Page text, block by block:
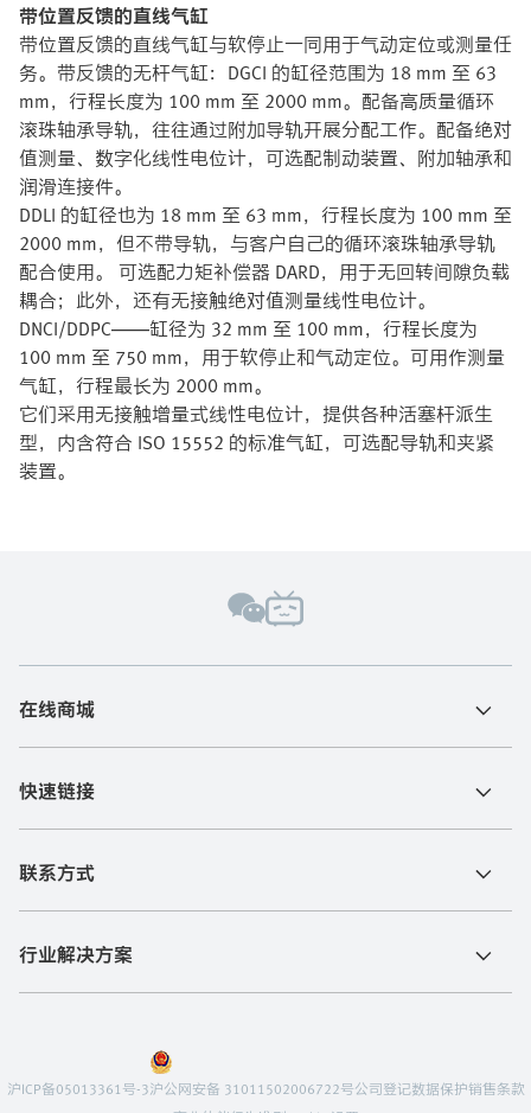
带位置反馈的直线气缸
带位置反馈的直线气缸与软停止一同用于气动定位或测量任
务。带反馈的无杆气缸：DGCI 的缸径范围为 18 mm 至 63
mm，行程长度为 100 mm 至 2000 mm。配备高质量循环
滚珠轴承导轨，往往通过附加导轨开展分配工作。配备绝对
值测量、数字化线性电位计，可选配制动装置、附加轴承和
润滑连接件。
DDLI 的缸径也为 18 mm 至 63 mm，行程长度为 100 mm 至
2000 mm，但不带导轨，与客户自己的循环滚珠轴承导轨
配合使用。 可选配力矩补偿器 DARD，用于无回转间隙负载
耦合；此外，还有无接触绝对值测量线性电位计。
DNCI/DDPC——缸径为 32 mm 至 100 mm，行程长度为
100 mm 至 750 mm，用于软停止和气动定位。可用作测量
气缸，行程最长为 2000 mm。
它们采用无接触增量式线性电位计，提供各种活塞杆派生
型，内含符合 ISO 15552 的标准气缸，可选配导轨和夹紧
装置。
在线商城
快速链接
联系方式
行业解决方案
沪ICP备05013361号-3沪公网安备 31011502006722号公司登记数据保护销售条款